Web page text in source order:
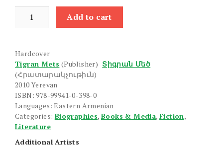
Charentsi
Krakotse
Add to cart
Hardcover
Tigran Mets (Publisher) Տիգրան Մեծ
(Հրատարակչութիւն)
2010 Yerevan
ISBN: 978-99941-0-398-0
Languages: Eastern Armenian
Categories: Biographies,Books & Media,Fiction,
Literature
Additional Artists